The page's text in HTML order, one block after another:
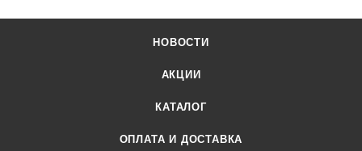
НОВОСТИ
АКЦИИ
КАТАЛОГ
ОПЛАТА И ДОСТАВКА